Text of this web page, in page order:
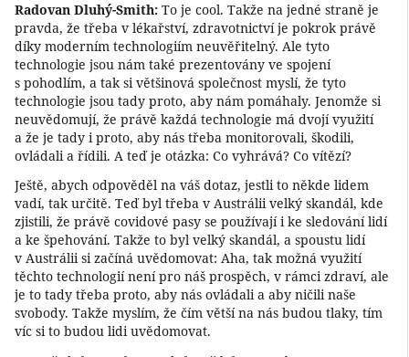
Radovan Dluhý-Smith: To je cool. Takže na jedné straně je
pravda, že třeba v lékařství, zdravotnictví je pokrok právě
díky moderním technologiím neuvěřitelný. Ale tyto
technologie jsou nám také prezentovány ve spojení
s pohodlím, a tak si většinová společnost myslí, že tyto
technologie jsou tady proto, aby nám pomáhaly. Jenomže si
neuvědomují, že právě každá technologie má dvojí využití
a že je tady i proto, aby nás třeba monitorovali, škodili,
ovládali a řídili. A teď je otázka: Co vyhrává? Co vítězí?
Ještě, abych odpověděl na váš dotaz, jestli to někde lidem
vadí, tak určitě. Teď byl třeba v Austrálii velký skandál, kde
zjistili, že právě covidové pasy se používají i ke sledování lidí
a ke špehování. Takže to byl velký skandál, a spoustu lidí
v Austrálii si začíná uvědomovat: Aha, tak možná využití
těchto technologií není pro náš prospěch, v rámci zdraví, ale
je to tady třeba proto, aby nás ovládali a aby ničili naše
svobody. Takže myslím, že čím větší na nás budou tlaky, tím
víc si to budou lidi uvědomovat.